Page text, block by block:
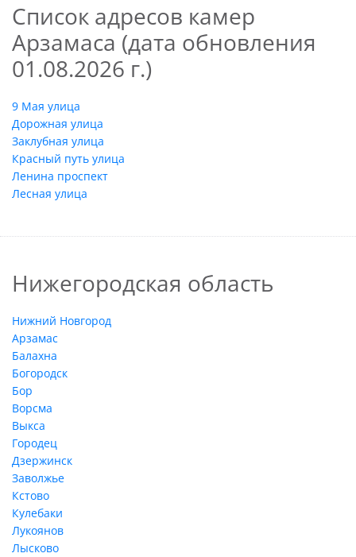
Список адресов камер
Арзамаса (дата обновления
01.08.2026 г.)
9 Мая улица
Дорожная улица
Заклубная улица
Красный путь улица
Ленина проспект
Лесная улица
Нижегородская область
Нижний Новгород
Арзамас
Балахна
Богородск
Бор
Ворсма
Выкса
Городец
Дзержинск
Заволжье
Кстово
Кулебаки
Лукоянов
Лысково